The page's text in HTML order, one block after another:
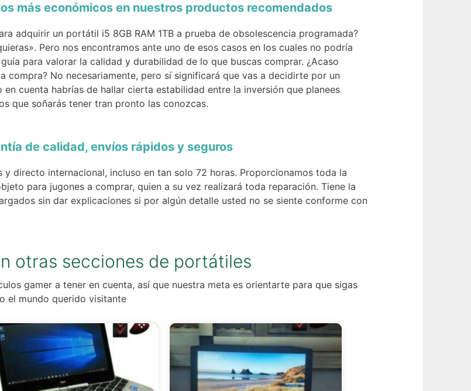
más económicos en nuestros productos recomendados
adquirir un portátil i5 8GB RAM 1TB a prueba de obsolescencia programada?
Pero nos encontramos ante uno de esos casos en los cuales no podría
para valorar la calidad y durabilidad de lo que buscas comprar. ¿Acaso
compra? No necesariamente, pero sí significará que vas a decidirte por un
cuenta habrías de hallar cierta estabilidad entre la inversión que planees
que soñarás tener tran pronto las conozcas.
de calidad, envíos rápidos y seguros
directo internacional, incluso en tan solo 72 horas. Proporcionamos toda la
para jugones a comprar, quien a su vez realizará toda reparación. Tiene la
sin dar explicaciones si por algún detalle usted no se siente conforme con
otras secciones de portátiles
gamer a tener en cuenta, así que nuestra meta es orientarte para que sigas
el mundo querido visitante